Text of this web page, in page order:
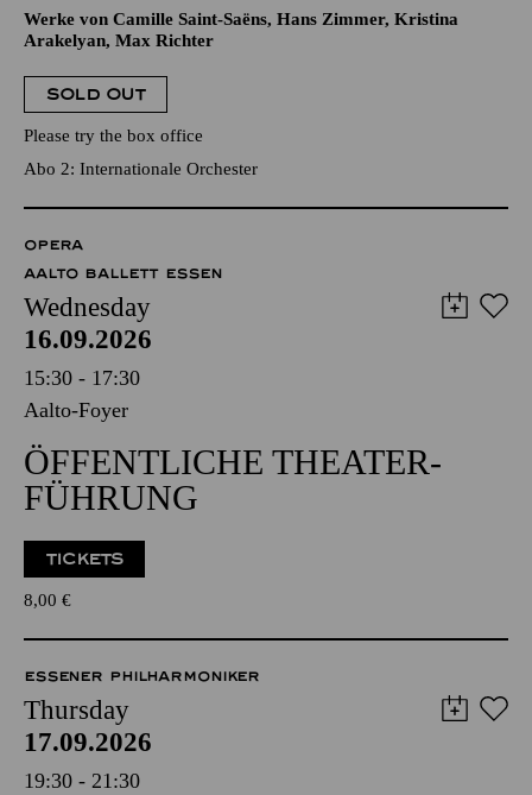
Werke von Camille Saint-Saëns, Hans Zimmer, Kristina
Arakelyan, Max Richter
SOLD OUT
Please try the box office
Abo 2: Internationale Orchester
OPERA
AALTO BALLETT ESSEN
Wednesday
16.09.2026
15:30 - 17:30
Aalto-Foyer
ÖFFENTLICHE THEATER­
FÜHRUNG
TICKETS
8,00 €
ESSENER PHILHARMONIKER
Thursday
17.09.2026
19:30 - 21:30